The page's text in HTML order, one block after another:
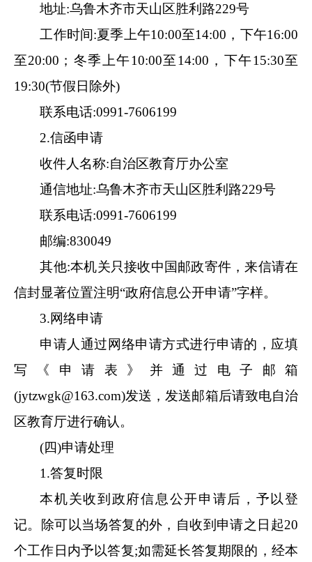
地址:乌鲁木齐市天山区胜利路229号
工作时间:夏季上午10:00至14:00 ， 下午16:00
至20:00 ； 冬季上午10:00至14:00 ， 下午15:30至
19:30(节假日除外)
联系电话:0991-7606199
2.信函申请
收件人名称:自治区教育厅办公室
通信地址:乌鲁木齐市天山区胜利路229号
联系电话:0991-7606199
邮编:830049
其他:本机关只接收中国邮政寄件，来信请在
信封显著位置注明“政府信息公开申请”字样。
3.网络申请
申请人通过网络申请方式进行申请的，应填
写《申请表》并通过电子邮箱
(jytzwgk@163.com)发送，发送邮箱后请致电自治
区教育厅进行确认。
(四)申请处理
1.答复时限
本机关收到政府信息公开申请后，予以登
记。除可以当场答复的外，自收到申请之日起20
个工作日内予以答复;如需延长答复期限的，经本